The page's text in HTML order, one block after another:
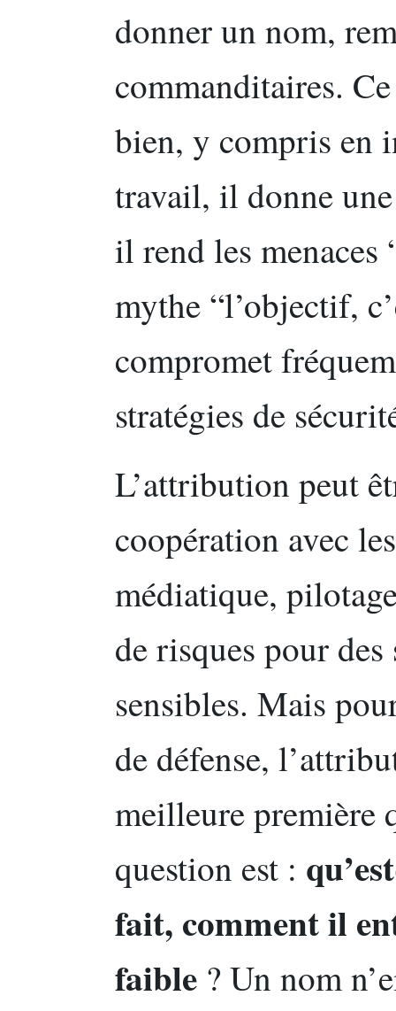
donner un nom,
commanditaires.
bien, y compris en
travail, il donne
il rend les
mythe “l’objectif,
compromet
stratégies de
L’attribution peut
coopération avec
médiatique,
de risques pour
sensibles. Mais
de défense,
meilleure première
question est :
fait, comment il
faible ? Un nom